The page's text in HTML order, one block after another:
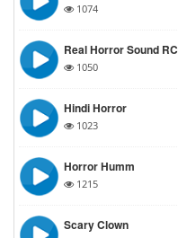
1074
Real Horror Sound RC
1050
Hindi Horror
1023
Horror Humm
1215
Scary Clown